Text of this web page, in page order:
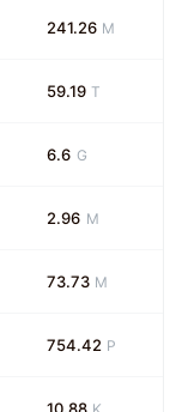
241.26 M
59.19 T
6.6 G
2.96 M
73.73 M
754.42 P